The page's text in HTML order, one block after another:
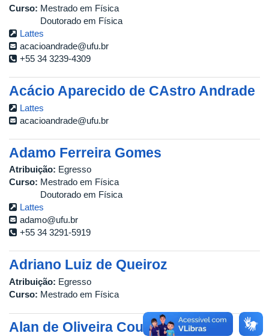
Curso: Mestrado em Física
Doutorado em Física
Lattes
acacioandrade@ufu.br
+55 34 3239-4309
Acácio Aparecido de CAstro Andrade
Lattes
acacioandrade@ufu.br
Adamo Ferreira Gomes
Atribuição: Egresso
Curso: Mestrado em Física
Doutorado em Física
Lattes
adamo@ufu.br
+55 34 3291-5919
Adriano Luiz de Queiroz
Atribuição: Egresso
Curso: Mestrado em Física
Alan de Oliveira Coutinho